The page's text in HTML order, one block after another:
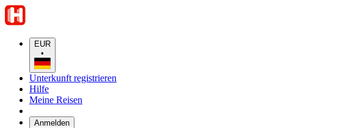
EUR
•
Unterkunft registrieren
Hilfe
Meine Reisen
Anmelden